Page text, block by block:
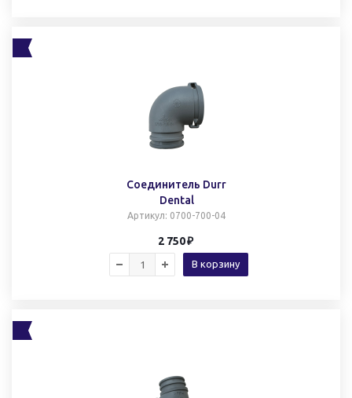
Cоединитель Durr
Dental
Артикул: 0700-700-04
2 750
В корзину